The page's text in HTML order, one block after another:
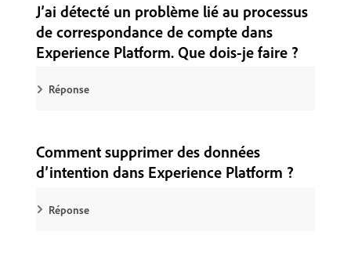
J’ai détecté un problème lié au processus
de correspondance de compte dans
Experience Platform. Que dois-je faire ?
Réponse
Comment supprimer des données
d’intention dans Experience Platform ?
Réponse